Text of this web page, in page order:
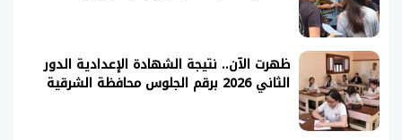
ظهرت الآن.. نتيجة الشهادة الإعدادية الدور
الثاني 2026 برقم الجلوس محافظة الشرقية